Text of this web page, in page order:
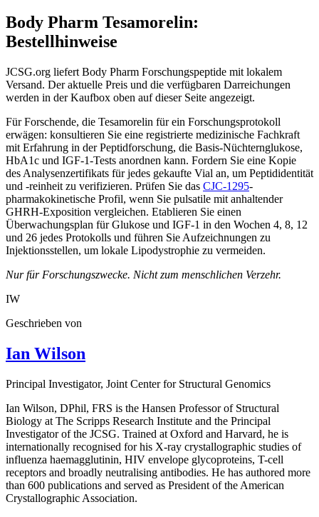
Body Pharm Tesamorelin:
Bestellhinweise
JCSG.org liefert Body Pharm Forschungspeptide mit lokalem
Versand. Der aktuelle Preis und die verfügbaren Darreichungen
werden in der Kaufbox oben auf dieser Seite angezeigt.
Für Forschende, die Tesamorelin für ein Forschungsprotokoll
erwägen: konsultieren Sie eine registrierte medizinische Fachkraft
mit Erfahrung in der Peptidforschung, die Basis-Nüchternglukose,
HbA1c und IGF-1-Tests anordnen kann. Fordern Sie eine Kopie
des Analysenzertifikats für jedes gekaufte Vial an, um Peptididentität
und -reinheit zu verifizieren. Prüfen Sie das CJC-1295-
pharmakokinetische Profil, wenn Sie pulsatile mit anhaltender
GHRH-Exposition vergleichen. Etablieren Sie einen
Überwachungsplan für Glukose und IGF-1 in den Wochen 4, 8, 12
und 26 jedes Protokolls und führen Sie Aufzeichnungen zu
Injektionsstellen, um lokale Lipodystrophie zu vermeiden.
Nur für Forschungszwecke. Nicht zum menschlichen Verzehr.
IW
Geschrieben von
Ian Wilson
Principal Investigator, Joint Center for Structural Genomics
Ian Wilson, DPhil, FRS is the Hansen Professor of Structural
Biology at The Scripps Research Institute and the Principal
Investigator of the JCSG. Trained at Oxford and Harvard, he is
internationally recognised for his X-ray crystallographic studies of
influenza haemagglutinin, HIV envelope glycoproteins, T-cell
receptors and broadly neutralising antibodies. He has authored more
than 600 publications and served as President of the American
Crystallographic Association.